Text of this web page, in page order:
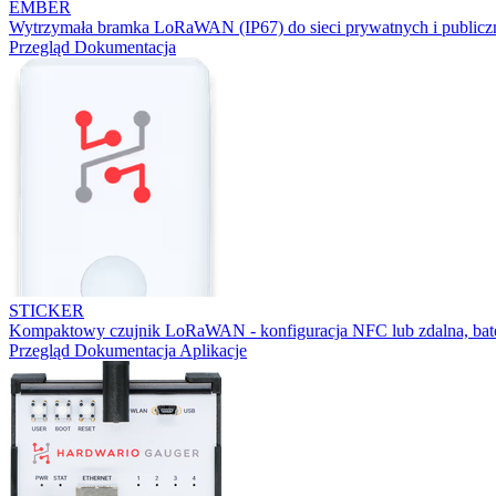
EMBER
Wytrzymała bramka LoRaWAN (IP67) do sieci prywatnych i
Przegląd Dokumentacja
STICKER
Kompaktowy czujnik LoRaWAN - konfiguracja NFC lub zdalna,
Przegląd Dokumentacja Aplikacje